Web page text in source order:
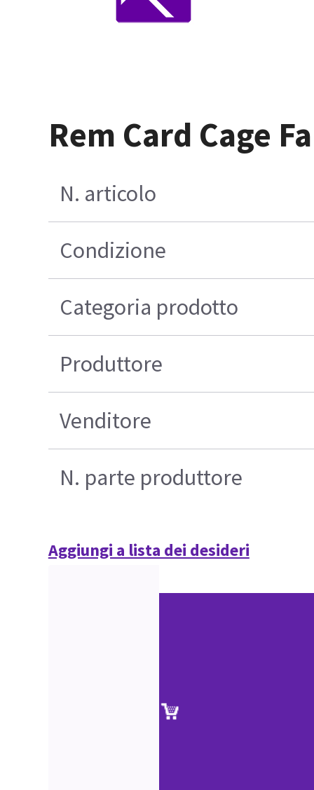
Rem Card Cage
N. articolo
Condizione
Categoria prodotto
Produttore
Venditore
N. parte produttore
Aggiungi a lista dei desideri